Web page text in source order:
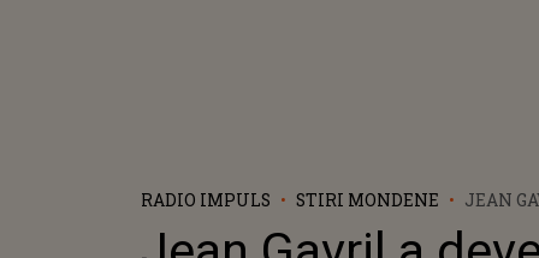
RADIO IMPULS STIRI MONDENE
JEAN
A DOUA